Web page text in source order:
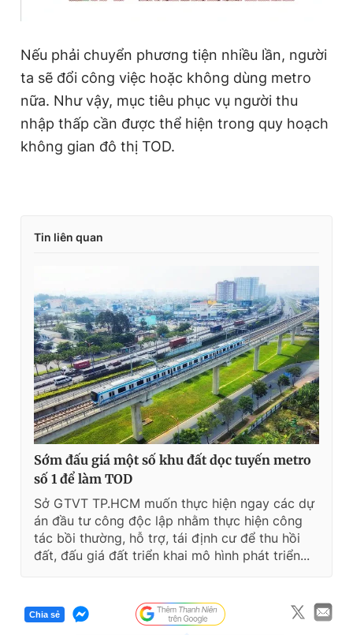
Nếu phải chuyển phương tiện nhiều lần, người
ta sẽ đổi công việc hoặc không dùng metro
nữa. Như vậy, mục tiêu phục vụ người thu
nhập thấp cần được thể hiện trong quy hoạch
không gian đô thị TOD.
Tin liên quan
Sớm đấu giá một số khu đất dọc tuyến metro
số 1 để làm TOD
Sở GTVT TP.HCM muốn thực hiện ngay các dự
án đầu tư công độc lập nhằm thực hiện công
tác bồi thường, hỗ trợ, tái định cư để thu hồi
đất, đấu giá đất triển khai mô hình phát triển...
Chia sẻ